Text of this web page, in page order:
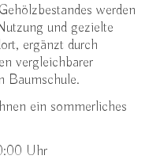
werden
und gezielte
ergänzt durch
vergleichbarer
Baumschule.
ein sommerliches
Uhr